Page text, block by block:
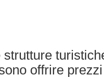
strutture
offrire